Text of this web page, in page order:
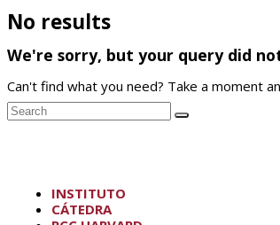
No results
We're sorry, but your query did
Can't find what you need? Take a moment
INSTITUTO
CÁTEDRA